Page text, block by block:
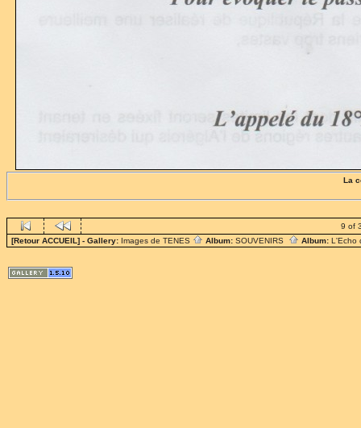
La
9 of
[Retour ACCUEIL] - Gallery: Images de TENES Album: SOUVENIRS Album: L'Echo